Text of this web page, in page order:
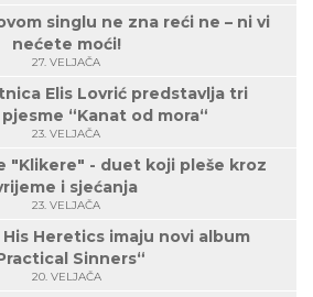
singlu ne zna reći ne – ni vi
nećete moći!
27. VELJAČA
Elis Lovrić predstavlja tri
“Kanat od mora“
23. VELJAČA
"Klikere" - duet koji pleše kroz
i sjećanja
23. VELJAČA
Heretics imaju novi album
Sinners“
20. VELJAČA